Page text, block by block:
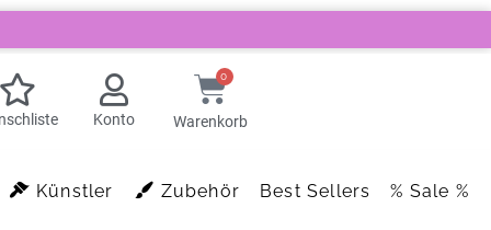
Konto
0
Warenkorb
Künstler Zubehör Best Sellers % Sale %